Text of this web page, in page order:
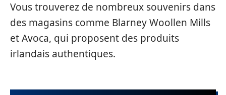
Vous trouverez de nombreux souvenirs dans
des magasins comme Blarney Woollen Mills
et Avoca, qui proposent des produits
irlandais authentiques.